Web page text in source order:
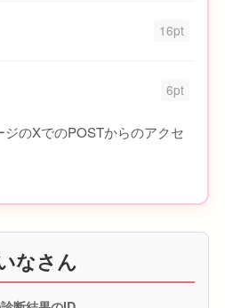
16pt
6pt
のXでのPOSTからのアクセ
なさん